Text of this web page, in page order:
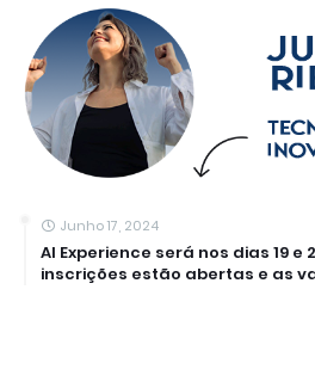
Junho 17, 2024
AI Experience será nos dias 19 e
inscrições estão abertas e as